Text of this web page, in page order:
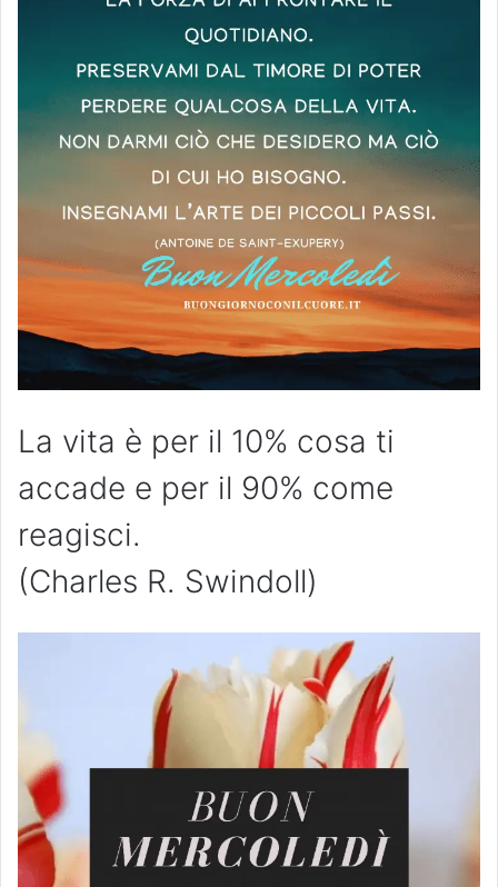
La vita è per il 10% cosa ti
accade e per il 90% come
reagisci.
(Charles R. Swindoll)